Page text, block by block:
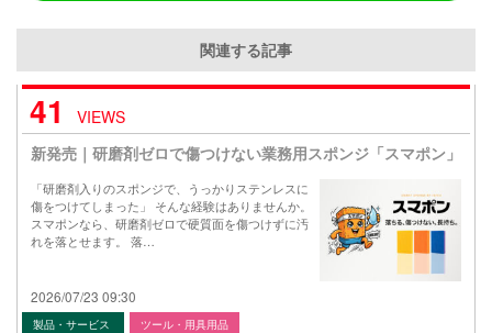
関連する記事
41
VIEWS
新発売｜研磨剤ゼロで傷つけない業務用スポンジ「スマポン」
「研磨剤入りのスポンジで、うっかりステンレスに
傷をつけてしまった」 そんな経験はありませんか。
スマポンなら、研磨剤ゼロで硬質面を傷つけずに汚
れを落とせます。 落…
2026/07/23 09:30
製品・サービス ツール・用具用品